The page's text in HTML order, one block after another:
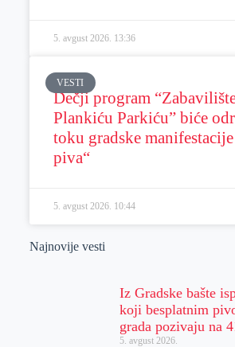
5. avgust 2026. 13:36
VESTI
Dečji program
Plankiću Parkiću” biće
toku gradske
piva“
5. avgust 2026. 10:44
Najnovije vesti
Iz Gradske bašte
koji besplatnim
grada pozivaju na
5. avgust 2026.